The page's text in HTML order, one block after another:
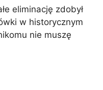
eliminację zdobył
w historycznym
nie muszę